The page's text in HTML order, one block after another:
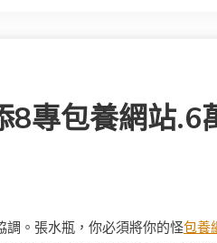
8專包養網站.6
調。張水瓶，你必須將你的怪包養